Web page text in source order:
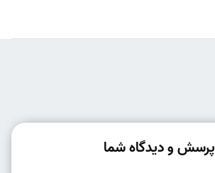
پرسش و دیدگاه شما